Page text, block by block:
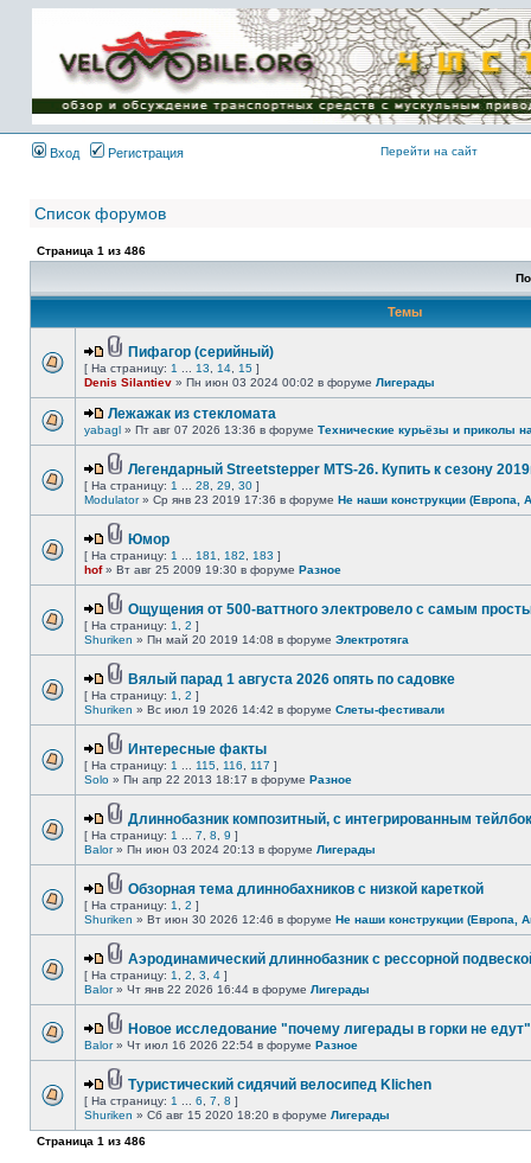
Имя пользователя:
Пароль:
{ LOG_ME_IN_SHORT
}
Вход
Регистрация Перейти на сайт
Список форумов
Страница 1 из 486
Темы
Пифагор (серийный)
[ На страницу: 1 13 14 15 ]
Denis Silantiev » Пн июн 03 2024 00:02 в форуме Лигерады
Лежажак из стекломата
yabagl » Пт авг 07 2026 13:36 в форуме Технические курьёзы и приколы
Легендарный Streetstepper MTS-26. Купить к сезону
[ На страницу: 1 28 29 30 ]
Modulator» Ср янв 23 2019 17:36 в форуме Не наши конструкции (Европа,
Юмор
[ На страницу: 1 181 182 183 ]
hof» Вт авг 25 2009 19:30 в форуме Разное
Ощущения от 500-ваттного электровело с самым
[ На страницу: 1 2 ]
Shuriken » Пн май 20 2019 14:08 в форуме Электротяга
Вялый парад 1 августа 2026 опять по садовке
[ На страницу: 1 2 ]
Shuriken » Вс июл 19 2026 14:42 в форуме Слеты-фестивали
Интересные факты
[ На страницу: 1 115 116 117 ]
Solo » Пн апр 22 2013 18:17 в форуме Разное
Длиннобазник композитный, с интегрированным
[ На страницу: 1 7 8 9 ]
Balor» Пн июн 03 2024 20:13 в форуме Лигерады
Обзорная тема длиннобахников с низкой кареткой
[ На страницу: 1 2 ]
Shuriken » Вт июн 30 2026 12:46 в форуме Не наши конструкции (Европа,
Аэродинамический длиннобазник с рессорной
[ На страницу: 1 2 3 4 ]
Balor» Чт янв 22 2026 16:44 в форуме Лигерады
Новое исследование "почему лигерады в горки не
Balor» Чт июл 16 2026 22:54 в форуме Разное
Туристический сидячий велосипед Klichen
[ На страницу: 1 6 7 8 ]
Shuriken » Сб авг 15 2020 18:20 в форуме Лигерады
Страница 1 из 486